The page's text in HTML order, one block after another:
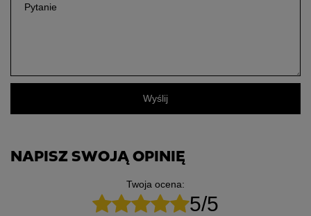
Pytanie
Wyślij
NAPISZ SWOJĄ OPINIĘ
Twoja ocena:
5/5